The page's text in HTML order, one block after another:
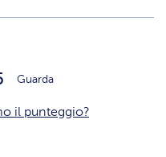
Guarda
il punteggio?